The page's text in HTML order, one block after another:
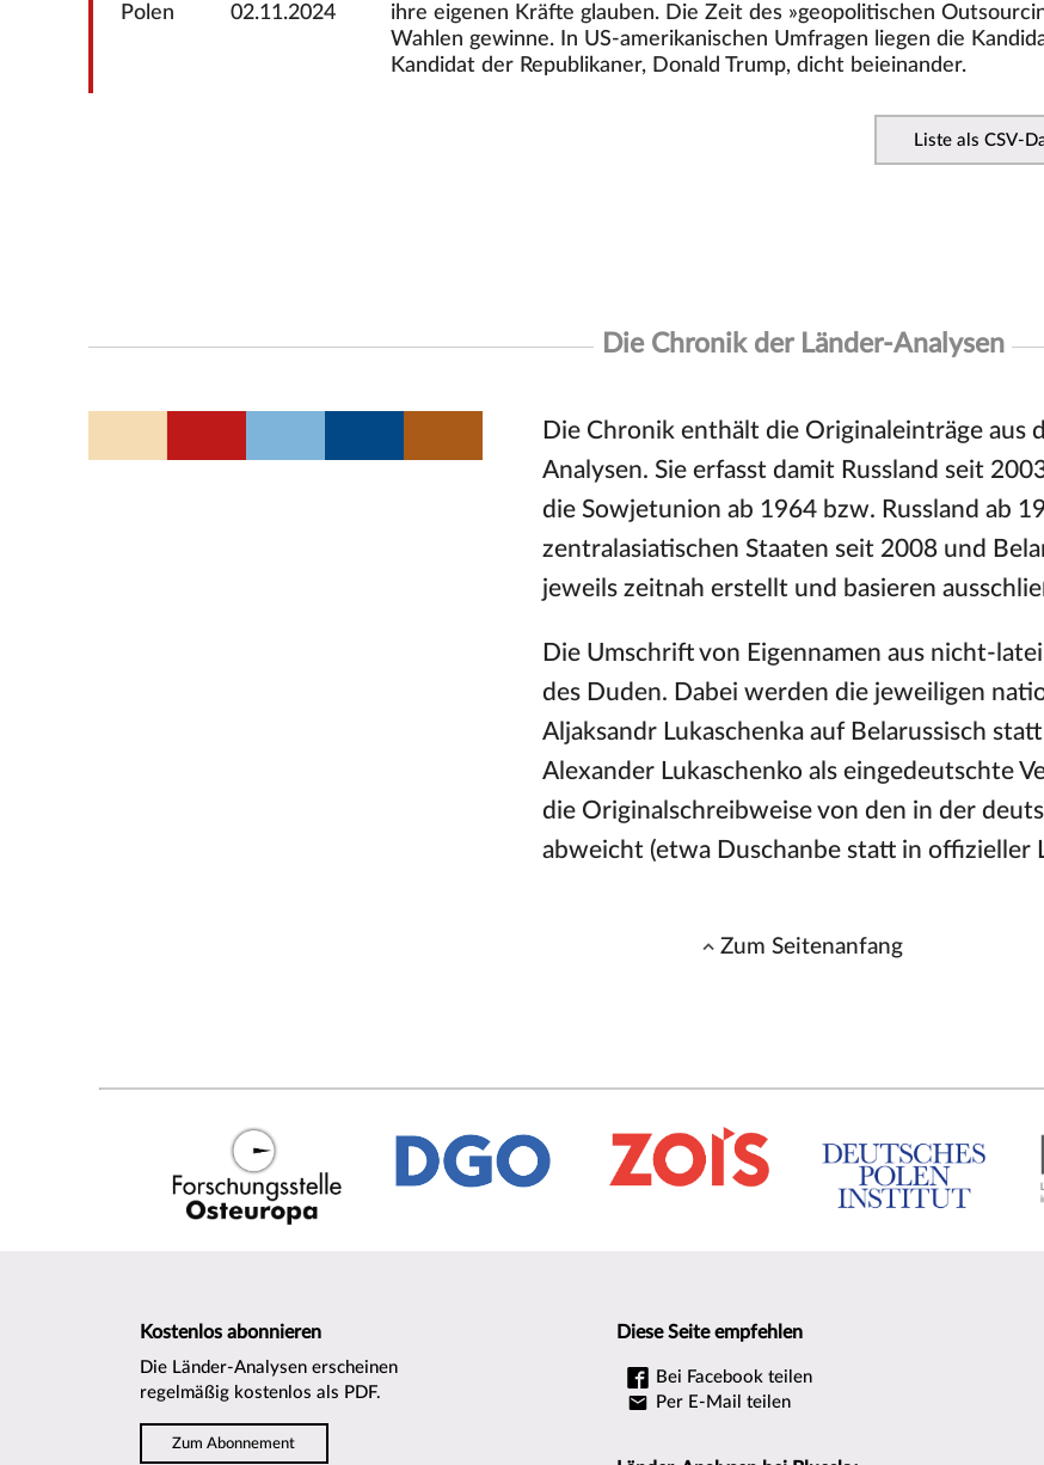
Polen 02.11.2024
ihre eigenen Kräfte glauben. Die Zeit des »geopolitischen
Wahlen gewinne. In US-amerikanischen Umfragen liegen die
Kandidat der Republikaner, Donald Trump, dicht beieinander.
Liste als CSV-
Die Chronik der Länder-Analysen
Die Chronik enthält die Originaleinträge aus
Analysen. Sie erfasst damit Russland seit
die Sowjetunion ab 1964 bzw. Russland ab
zentralasiatischen Staaten seit 2008 und
jeweils zeitnah erstellt und basieren
Die Umschrift von Eigennamen aus nicht-
des Duden. Dabei werden die jeweiligen
Aljaksandr Lukaschenka auf Belarussisch
Alexander Lukaschenko als eingedeutschte
die Originalschreibweise von den in der
abweicht (etwa Duschanbe statt in offizieller
Zum Seitenanfang
Kostenlos abonnieren
Die Länder-Analysen erscheinen
regelmäßig kostenlos als PDF.
Zum Abonnement
Diese Seite empfehlen
Bei Facebook teilen
Per E-Mail teilen